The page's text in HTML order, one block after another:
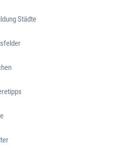
Städte